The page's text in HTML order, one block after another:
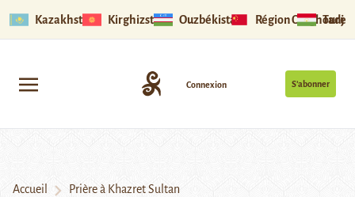
Kazakhstan Kirghizstan Ouzbékistan Région Ouïghoure
S’abonner
Connexion
Accueil Prière à Khazret Sultan